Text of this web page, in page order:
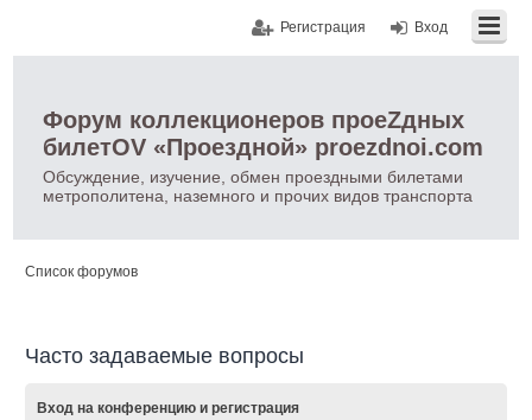
Вход
Регистрация
Форум коллекционеров проеZдных
билетOV «Проездной» proezdnoi.com
Обсуждение, изучение, обмен проездными билетами
метрополитена, наземного и прочих видов транспорта
Список форумов
Часто задаваемые вопросы
Вход на конференцию и регистрация